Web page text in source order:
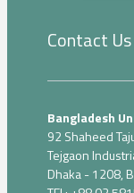
Contact Us
Bangladesh
92 Shaheed
Tejgaon
Dhaka - 1208,